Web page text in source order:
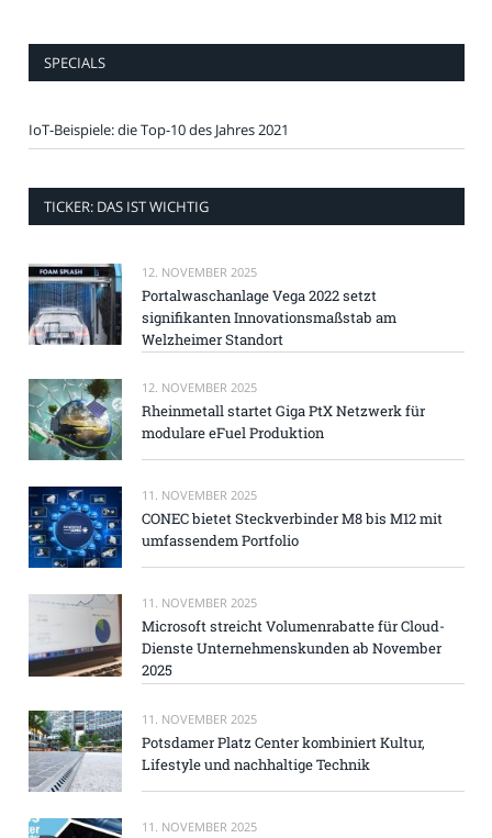
SPECIALS
IoT-Beispiele: die Top-10 des Jahres 2021
TICKER: DAS IST WICHTIG
12. NOVEMBER 2025
Portalwaschanlage Vega 2022 setzt
signifikanten Innovationsmaßstab am
Welzheimer Standort
12. NOVEMBER 2025
Rheinmetall startet Giga PtX Netzwerk für
modulare eFuel Produktion
11. NOVEMBER 2025
CONEC bietet Steckverbinder M8 bis M12 mit
umfassendem Portfolio
11. NOVEMBER 2025
Microsoft streicht Volumenrabatte für Cloud-
Dienste Unternehmenskunden ab November
2025
11. NOVEMBER 2025
Potsdamer Platz Center kombiniert Kultur,
Lifestyle und nachhaltige Technik
11. NOVEMBER 2025